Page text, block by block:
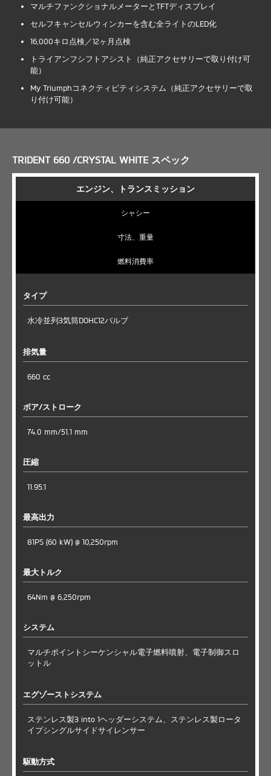
マルチファンクショナルメーターとTFTディスプレイ
セルフキャンセルウィンカーを含む全ライトのLED化
16,000キロ点検／12ヶ月点検
トライアンフシフトアシスト（純正アクセサリーで取り付け可
能）
My Triumphコネクティビティシステム（純正アクセサリーで取
り付け可能）
TRIDENT 660 /CRYSTAL WHITE スペック
エンジン、トランスミッション
シャシー
寸法、重量
燃料消費率
タイプ
水冷並列3気筒DOHC12バルブ
排気量
660 cc
ボア/ストローク
74.0 mm/51.1 mm
圧縮
11.95:1
最高出力
81PS (60 kW) @ 10,250rpm
最大トルク
64Nm @ 6,250rpm
システム
マルチポイントシーケンシャル電子燃料噴射、電子制御スロ
ットル
エグゾーストシステム
ステンレス製3 into 1ヘッダーシステム、ステンレス製ロータ
イプシングルサイドサイレンサー
駆動方式